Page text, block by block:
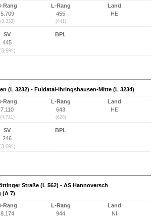
Rang
5.709
(3.333)
L-Rang
455
(441)
Land
HE
SV
445
(3,9%)
BPL
(L 3232) - Fuldatal-Ihringshausen-Mitte (L 3234)
Rang
7.110
(4.721)
L-Rang
643
(628)
Land
HE
SV
246
(3,0%)
BPL
Straße (L 562) - AS Hannoversch
(A 7)
Rang
8.174
L-Rang
944
Land
NI